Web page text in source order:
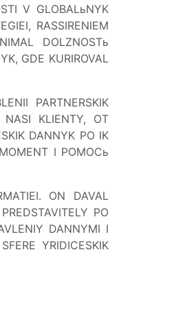
V GLOBALьNYK
RASSIRENIEM
DOLZNOSTь
GDE KURIROVAL
PARTNERSKIK
NASI KLIENTY, OT
DANNYK PO IK
I POMOCь
ON DAVAL
PO
DANNYMI I
YRIDICESKIK